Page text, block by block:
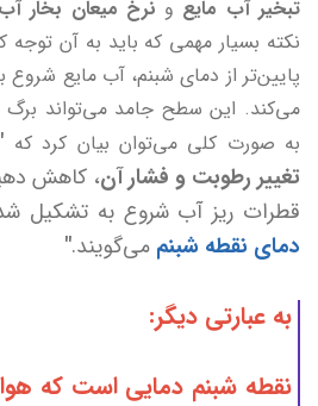
تبخیر آب مایع و نرخ میعان بخار
نکته بسیار مهمی که باید به آن
پایین‌تر از دمای شبنم، آب مایع
می‌کند. این سطح جامد می‌تواند برگ
به صورت کلی می‌توان بیان کرد که
تغییر رطوبت و فشار آن، کاهش
قطرات ریز آب شروع به تشکیل
دمای نقطه شبنم می‌گویند."
به عبارتی دیگر:
نقطه شبنم دمایی است که هوا